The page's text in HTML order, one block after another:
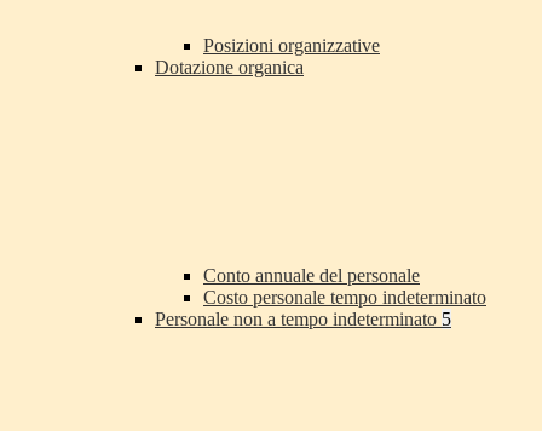
Posizioni organizzative
Dotazione organica
Conto annuale del personale
Costo personale tempo indeterminato
Personale non a tempo indeterminato 5